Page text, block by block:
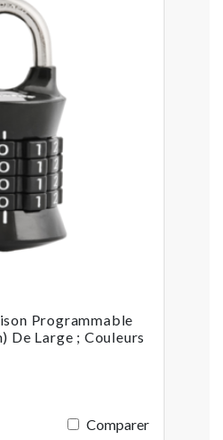
Programmable
De Large ; Couleurs
Comparer